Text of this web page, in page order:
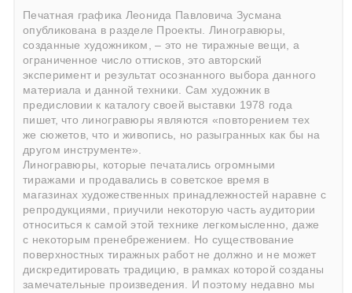
Печатная графика Леонида Павловича Зусмана
опубликована в разделе Проекты. Линогравюры,
созданные художником, – это не тиражные вещи, а
ограниченное число оттисков, это авторский
эксперимент и результат осознанного выбора данного
материала и данной техники. Сам художник в
предисловии к каталогу своей выставки 1978 года
пишет, что линогравюры являются «повторением тех
же сюжетов, что и живопись, но разыгранных как бы на
другом инструменте».
Линогравюры, которые печатались огромными
тиражами и продавались в советское время в
магазинах художественных принадлежностей наравне с
репродукциями, приучили некоторую часть аудитории
относиться к самой этой технике легкомысленно, даже
с некоторым пренебрежением. Но существование
поверхностных тиражных работ не должно и не может
дискредитировать традицию, в рамках которой созданы
замечательные произведения. И поэтому недавно мы